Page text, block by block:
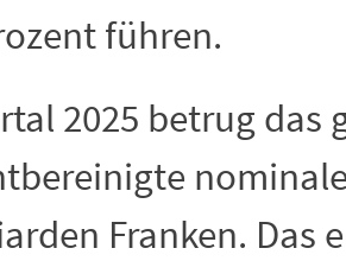
führen.
2025 betrug das
Franken. Das